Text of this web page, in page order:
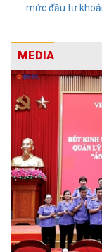
mức đầu tư
MEDIA